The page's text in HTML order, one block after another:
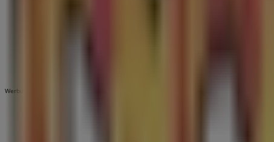
Werbung